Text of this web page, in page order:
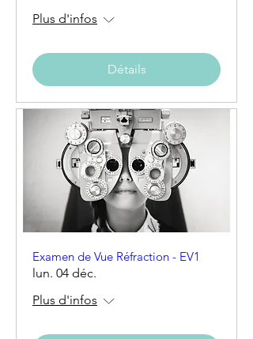
Plus d'infos
Détails
Examen de Vue Réfraction - EV1
lun. 04 déc.
Plus d'infos